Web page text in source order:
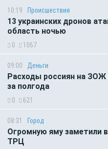
10:19 Происшествия
13 украинских дронов
область ночью
0 1067
09:00 Деньги
Расходы россиян на ЗОЖ
за полгода
0 621
08:31 Город
Огромную яму заметили
ТРЦ